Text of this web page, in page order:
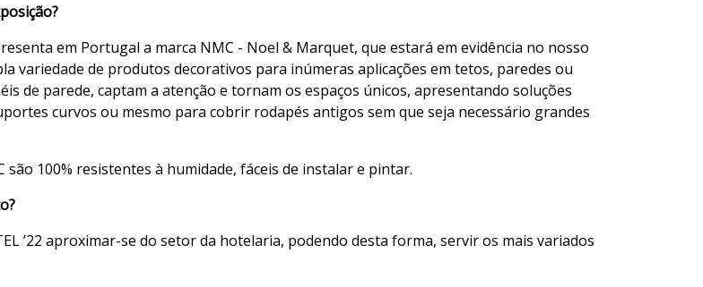
em Portugal a marca NMC - Noel & Marquet, que estará em evidência no nosso
variedade de produtos decorativos para inúmeras aplicações em tetos, paredes ou
de parede, captam a atenção e tornam os espaços únicos, apresentando soluções
curvos ou mesmo para cobrir rodapés antigos sem que seja necessário grandes
100% resistentes à humidade, fáceis de instalar e pintar.
’22 aproximar-se do setor da hotelaria, podendo desta forma, servir os mais variados